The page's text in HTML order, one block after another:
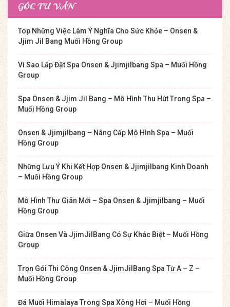
GÓC TƯ VẤN
Top Những Việc Làm Ý Nghĩa Cho Sức Khỏe – Onsen &
Jjim Jil Bang Muối Hồng Group
Vì Sao Lắp Đặt Spa Onsen & Jjimjilbang Spa – Muối Hồng
Group
Spa Onsen & Jjim Jil Bang – Mô Hình Thu Hút Trong Spa –
Muối Hồng Group
Onsen & Jjimjilbang – Nâng Cấp Mô Hình Spa – Muối
Hồng Group
Những Lưu Ý Khi Kết Hợp Onsen & Jjimjilbang Kinh Doanh
– Muối Hồng Group
Mô Hình Thư Giãn Mới – Spa Onsen & Jjimjilbang – Muối
Hồng Group
Giữa Onsen Và JjimJilBang Có Sự Khác Biệt – Muối Hồng
Group
Trọn Gói Thi Công Onsen & JjimJilBang Spa Từ A – Z –
Muối Hồng Group
Đá Muối Himalaya Trong Spa Xông Hơi – Muối Hồng